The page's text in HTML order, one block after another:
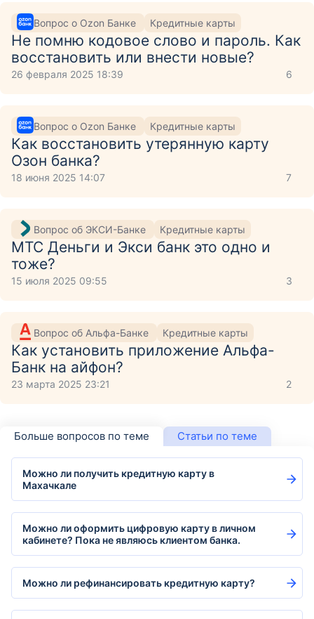
Вопрос о Ozon Банке Кредитные карты
Не помню кодовое слово и пароль. Как
восстановить или внести новые?
26 февраля 2025 18:39 6
Вопрос о Ozon Банке Кредитные карты
Как восстановить утерянную карту
Озон банка?
18 июня 2025 14:07 7
Вопрос об ЭКСИ-Банке Кредитные карты
МТС Деньги и Экси банк это одно и
тоже?
15 июля 2025 09:55 3
Вопрос об Альфа-Банке Кредитные карты
Как установить приложение Aльфа-
Банк на айфон?
23 марта 2025 23:21 2
Больше вопросов по теме Статьи по теме
Можно ли получить кредитную карту в
Махачкале
Можно ли оформить цифровую карту в личном
кабинете? Пока не являюсь клиентом банка.
Можно ли рефинансировать кредитную карту?